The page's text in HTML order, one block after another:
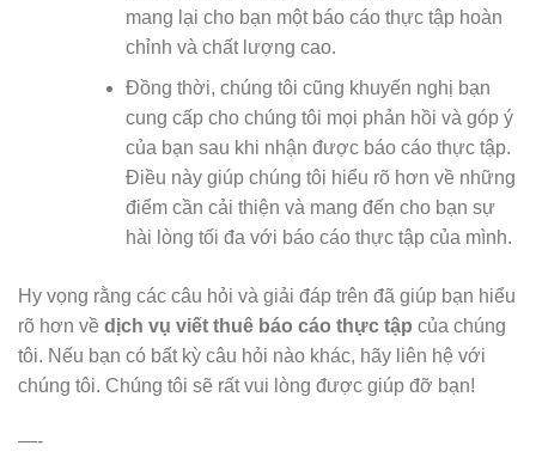
mang lại cho bạn một báo cáo thực tập hoàn
chỉnh và chất lượng cao.
Đồng thời, chúng tôi cũng khuyến nghị bạn
cung cấp cho chúng tôi mọi phản hồi và góp ý
của bạn sau khi nhận được báo cáo thực tập.
Điều này giúp chúng tôi hiểu rõ hơn về những
điểm cần cải thiện và mang đến cho bạn sự
hài lòng tối đa với báo cáo thực tập của mình.
Hy vọng rằng các câu hỏi và giải đáp trên đã giúp bạn hiểu
rõ hơn về dịch vụ viết thuê báo cáo thực tập của chúng
tôi. Nếu bạn có bất kỳ câu hỏi nào khác, hãy liên hệ với
chúng tôi. Chúng tôi sẽ rất vui lòng được giúp đỡ bạn!
—-